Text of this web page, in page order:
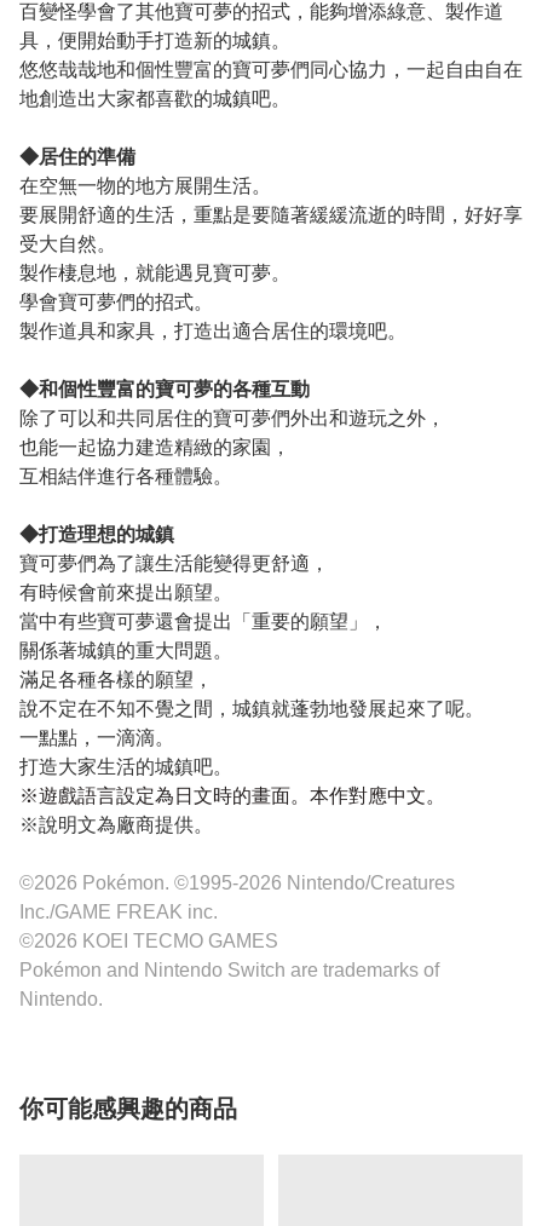
百變怪學會了其他寶可夢的招式，能夠增添綠意、製作道
具，便開始動手打造新的城鎮。
悠悠哉哉地和個性豐富的寶可夢們同心協力，一起自由自在
地創造出大家都喜歡的城鎮吧。
◆居住的準備
在空無一物的地方展開生活。
要展開舒適的生活，重點是要隨著緩緩流逝的時間，好好享
受大自然。
製作棲息地，就能遇見寶可夢。
學會寶可夢們的招式。
製作道具和家具，打造出適合居住的環境吧。
◆和個性豐富的寶可夢的各種互動
除了可以和共同居住的寶可夢們外出和遊玩之外，
也能一起協力建造精緻的家園，
互相結伴進行各種體驗。
◆打造理想的城鎮
寶可夢們為了讓生活能變得更舒適，
有時候會前來提出願望。
當中有些寶可夢還會提出「重要的願望」，
關係著城鎮的重大問題。
滿足各種各樣的願望，
說不定在不知不覺之間，城鎮就蓬勃地發展起來了呢。
一點點，一滴滴。
打造大家生活的城鎮吧。
※遊戲語言設定為日文時的畫面。本作對應中文。
※說明文為廠商提供。
©2026 Pokémon. ©1995-2026 Nintendo/Creatures
Inc./GAME FREAK inc.
©2026 KOEI TECMO GAMES
Pokémon and Nintendo Switch are trademarks of
Nintendo.
你可能感興趣的商品